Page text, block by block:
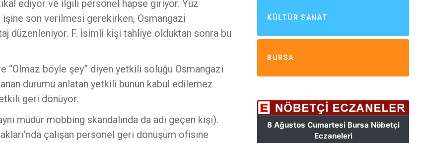
ediyor ve ilgili personel hapse giriyor. Yüz
işine son verilmesi gerekirken, Osmangazi
düzenleniyor. F. İsimli kişi tahliye olduktan sonra bu
böyle şey” diyen yetkili soluğu Osmangazi
durumu anlatan yetkili bunun kabul edilemez
geri dönüyor.
müdür mobbing skandalında da adı geçen kişi).
çalışan personel geri dönüşüm ofisine
KÜLTÜR SANAT
BURSA